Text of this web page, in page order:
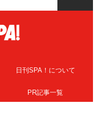
日刊SPA！について
PR記事一覧